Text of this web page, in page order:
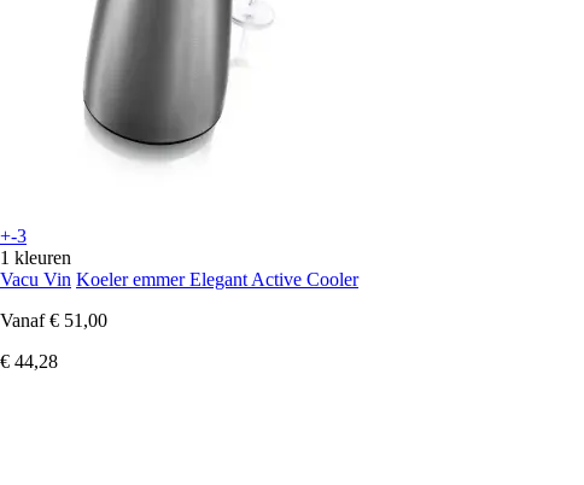
+-3
1 kleuren
Vacu Vin Koeler emmer Elegant Active Cooler
Vanaf € 51,00
€ 44,28